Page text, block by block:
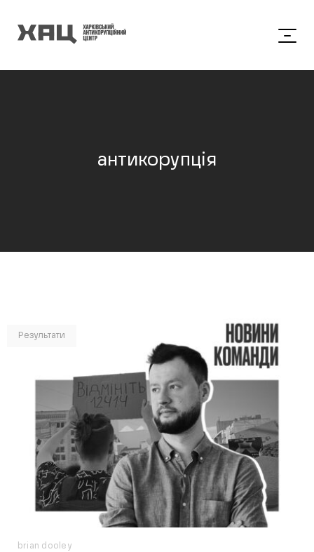
антикорупція
Результати
brian dooley